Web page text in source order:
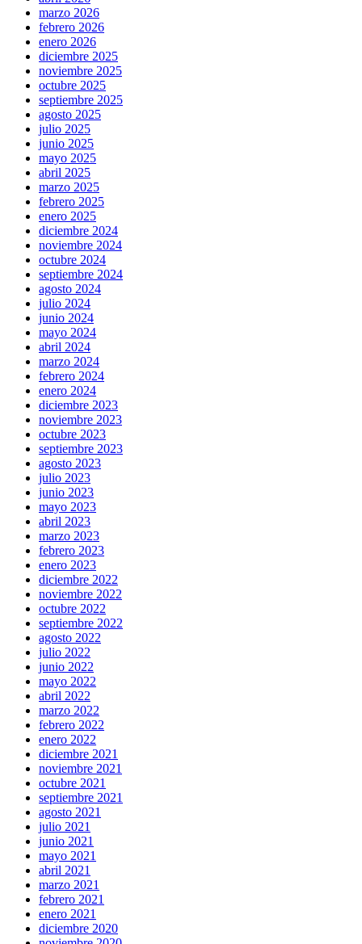
marzo 2026
febrero 2026
enero 2026
diciembre 2025
noviembre 2025
octubre 2025
septiembre 2025
agosto 2025
julio 2025
junio 2025
mayo 2025
abril 2025
marzo 2025
febrero 2025
enero 2025
diciembre 2024
noviembre 2024
octubre 2024
septiembre 2024
agosto 2024
julio 2024
junio 2024
mayo 2024
abril 2024
marzo 2024
febrero 2024
enero 2024
diciembre 2023
noviembre 2023
octubre 2023
septiembre 2023
agosto 2023
julio 2023
junio 2023
mayo 2023
abril 2023
marzo 2023
febrero 2023
enero 2023
diciembre 2022
noviembre 2022
octubre 2022
septiembre 2022
agosto 2022
julio 2022
junio 2022
mayo 2022
abril 2022
marzo 2022
febrero 2022
enero 2022
diciembre 2021
noviembre 2021
octubre 2021
septiembre 2021
agosto 2021
julio 2021
junio 2021
mayo 2021
abril 2021
marzo 2021
febrero 2021
enero 2021
diciembre 2020